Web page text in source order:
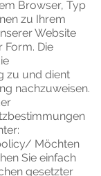
Browser, Typ
zu Ihrem
Website
Form. Die
zu und dient
nachzuweisen.
Möchten
Sie einfach
gesetzter